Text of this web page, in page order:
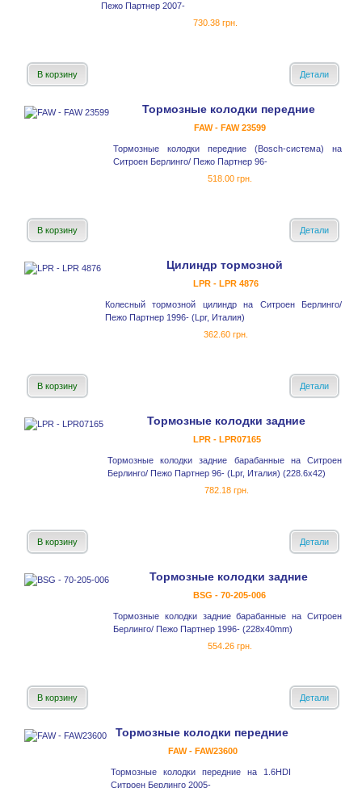
Пежо Партнер 2007-
730.38 грн.
В корзину Детали
Тормозные колодки передние
FAW - FAW 23599
Тормозные колодки передние (Bosch-система) на
Ситроен Берлинго/ Пежо Партнер 96-
518.00 грн.
В корзину Детали
Цилиндр тормозной
LPR - LPR 4876
Колесный тормозной цилиндр на Ситроен Берлинго/
Пежо Партнер 1996- (Lpr, Италия)
362.60 грн.
В корзину Детали
Тормозные колодки задние
LPR - LPR07165
Тормозные колодки задние барабанные на Ситроен
Берлинго/ Пежо Партнер 96- (Lpr, Италия) (228.6x42)
782.18 грн.
В корзину Детали
Тормозные колодки задние
BSG - 70-205-006
Тормозные колодки задние барабанные на Ситроен
Берлинго/ Пежо Партнер 1996- (228x40mm)
554.26 грн.
В корзину Детали
Тормозные колодки передние
FAW - FAW23600
Тормозные колодки передние на 1.6HDI
Ситроен Берлинго 2005-